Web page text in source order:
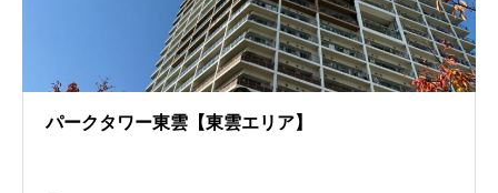
パークタワー東雲【東雲エリア】